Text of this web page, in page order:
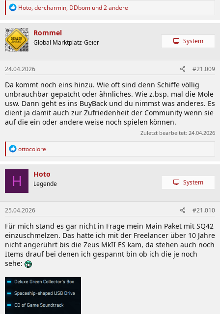
R
k
t
i
o
n
e
n
:
Hoto, dercharmin, DDbom und 2 andere
Rommel
Global Marktplatz-Geier System
24.04.2026 #21.009
Da kommt noch eins hinzu. Wie oft sind denn Schiffe völlig
unbrauchbar gepatcht oder ähnliches. Wie z.bsp. mal die Mole
usw. Dann geht es ins BuyBack und du nimmst was anderes. Es
dient ja damit auch zur Zufriedenheit der Community wenn sie
auf die ein oder andere weise noch spielen können.
Zuletzt bearbeitet: 24.04.2026
R
k
t
o
n
e
n
:
ottocolore
H Hoto
Legende System
25.04.2026 #21.010
Für mich stand es gar nicht in Frage mein Main Paket mit SQ42
einzuschmelzen. Das hatte ich mit der Freelancer über 10 Jahre
nicht angerührt bis die Zeus MkII ES kam, da stehen auch noch
Items drauf bei denen ich gespannt bin ob ich die je noch
sehe: